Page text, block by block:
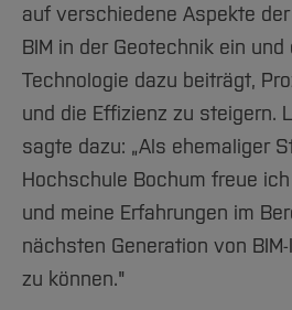
auf verschiedene Aspekte
BIM in der Geotechnik ein
Technologie dazu beiträgt,
und die Effizienz zu steigern.
sagte dazu: „Als ehemaliger
Hochschule Bochum freue
und meine Erfahrungen im
nächsten Generation von
zu können."